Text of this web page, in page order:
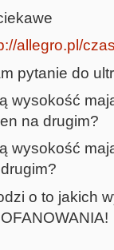
allegro.pl/
pytanie do
wysokość
na drugim?
wysokość
o to jakich